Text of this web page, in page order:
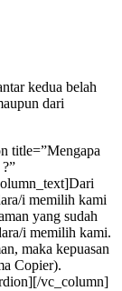
kedua belah
dari
title=”Mengapa
i memilih kami
yang sudah
i memilih kami.
maka kepuasan
Copier).
vc_column]